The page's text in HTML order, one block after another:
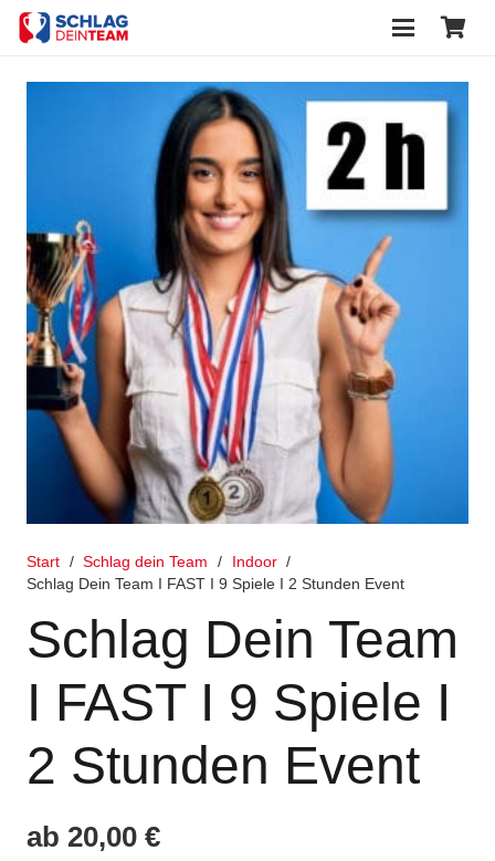
Start / Schlag dein Team / Indoor /
Schlag Dein Team I FAST I 9 Spiele I 2 Stunden Event
Schlag Dein Team
I FAST I 9 Spiele I
2 Stunden Event
ab 20,00 €